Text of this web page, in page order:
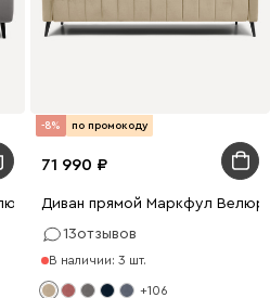
Серый
-8% по промокоду
71 990
Диван прямой Маркфул Велюр
13отзывов
В наличии: 3 шт.
+106